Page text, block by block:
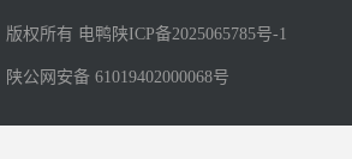
版权所有 电鸭 陕ICP备2025065785号-1
陕公网安备 61019402000068号